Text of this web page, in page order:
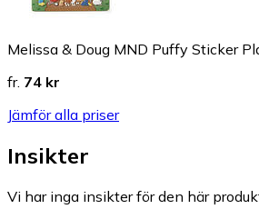
Melissa & Doug MND Puffy Sticker
fr. 74 kr
Jämför alla priser
Insikter
Vi har inga insikter för den här